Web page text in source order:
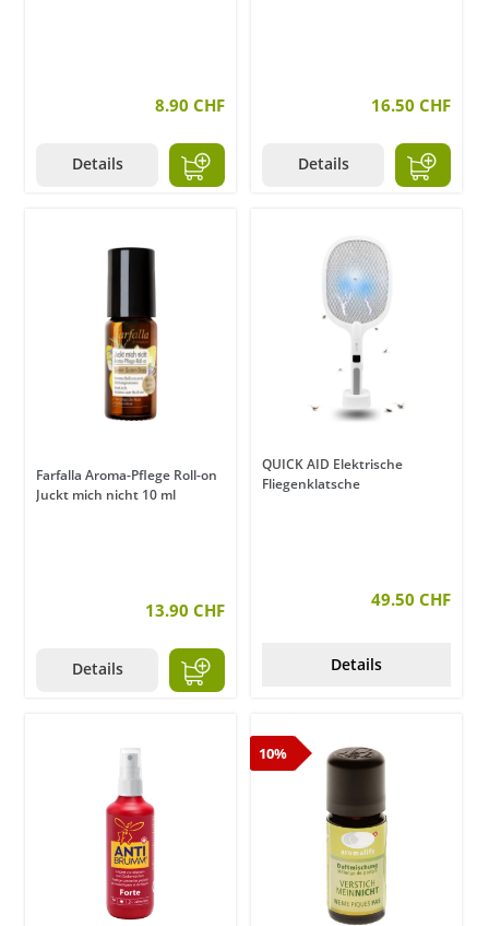
8.90 CHF
Details
16.50 CHF
Details
Farfalla Aroma-Pflege Roll-on
Juckt mich nicht 10 ml
13.90 CHF
Details
QUICK AID Elektrische
Fliegenklatsche
49.50 CHF
Details
10%